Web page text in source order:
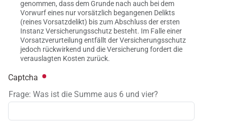
genommen, dass dem Grunde nach auch bei dem
Vorwurf eines nur vorsätzlich begangenen Delikts
(reines Vorsatzdelikt) bis zum Abschluss der ersten
Instanz Versicherungsschutz besteht. Im Falle einer
Vorsatzverurteilung entfällt der Versicherungsschutz
jedoch rückwirkend und die Versicherung fordert die
verauslagten Kosten zurück.
Captcha
Frage: Was ist die Summe aus 6 und vier?